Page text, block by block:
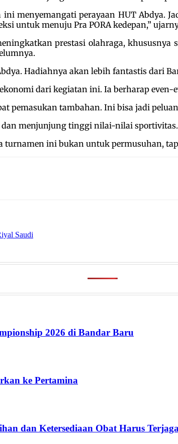
menyemangati perayaan HUT Abdya.
untuk menuju Pra PORA kedepan,”
prestasi olahraga, khususnya
Hadiahnya akan lebih fantastis dari
dari kegiatan ini. Ia berharap
pemasukan tambahan. Ini bisa jadi
dan menjunjung tinggi nilai-nilai sportivitas.
ini bukan untuk permusuhan,
Saudi
2026 di Bandar Baru
ke Pertamina
dan Ketersediaan Obat Harus